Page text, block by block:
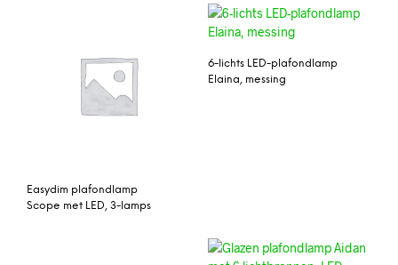
Easydim plafondlamp
Scope met LED, 3-lamps
6-lichts LED-plafondlamp
Elaina, messing